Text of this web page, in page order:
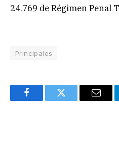
24.769 de Régimen Penal
Principales
FacebookTwitter Email